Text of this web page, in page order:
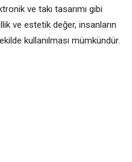
ve takı tasarımı gibi
ve estetik değer, insanların
kullanılması mümkündür.